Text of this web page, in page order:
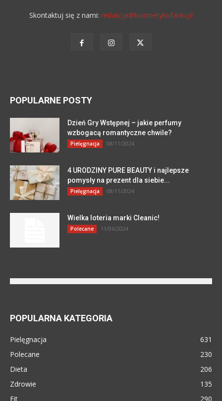
Skontaktuj się z nami: redakcja@kosmetykofanki.pl
POPULARNE POSTY
Dzień Gry Wstępnej – jakie perfumy
wzbogacą romantyczne chwile?
Pielęgnacja 08/11/2024
4 URODZINY PURE BEAUTY i najlepsze
pomysły na prezent dla siebie...
Pielęgnacja 08/11/2024
Wielka loteria marki Cleanic!
Polecane 11/06/2024
POPULARNA KATEGORIA
Pielęgnacja
631
Polecane
230
Dieta
206
Zdrowie
135
Fit
290